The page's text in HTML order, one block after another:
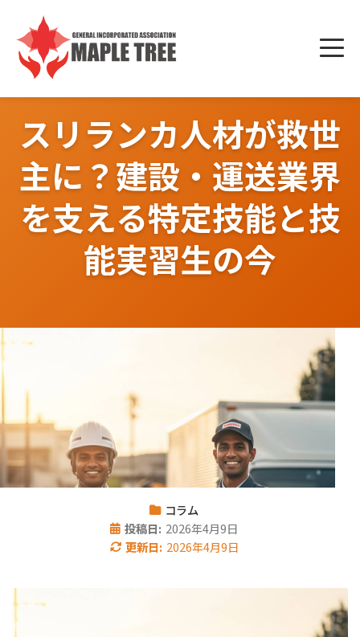
content
メニ
ュー
スリランカ人材が救世
主に？建設・運送業界
を支える特定技能と技
能実習生の今
コラム
投稿日: 2026年4月9日
更新日: 2026年4月9日